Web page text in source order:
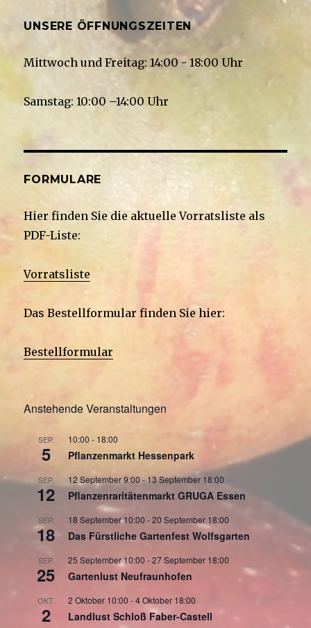
UNSERE ÖFFNUNGSZEITEN
Mittwoch und Freitag: 14:00 - 18:00 Uhr
Samstag: 10:00 –14:00 Uhr
FORMULARE
Hier finden Sie die aktuelle Vorratsliste als
PDF-Liste:
Vorratsliste
Das Bestellformular finden Sie hier:
Bestellformular
Anstehende Veranstaltungen
SEP.
5
10:00 - 18:00
Pflanzenmarkt Hessenpark
SEP.
12
12 September 9:00-13 September 18:00
Pflanzenraritätenmarkt GRUGA Essen
SEP.
18
18 September 10:00 -20 September 18:00
Das Fürstliche Gartenfest Wolfsgarten
SEP.
25
25 September 10:00 -27 September 18:00
Gartenlust Neufraunhofen
OKT.
2
2 Oktober 10:00 -4 Oktober 18:00
Landlust Schloß Faber-Castell